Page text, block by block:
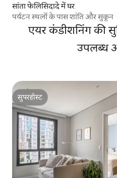
सांता फेलिसिदादे में घर
पर्यटन स्थलों के पास शांति और सुकून
एयर कंडीशनिंग की
उपलब्ध
सुपरहोस्ट
सुपरहोस्ट